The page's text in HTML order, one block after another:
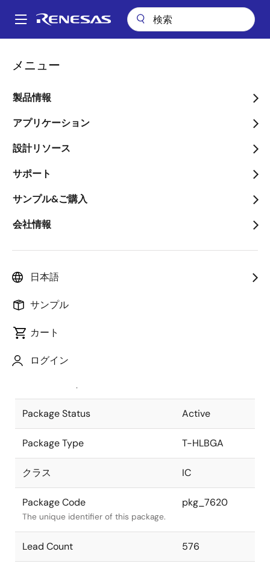
ン
Main
メニュー
製品情報
アプリケーション
設計リソース
サポート
サンプル&ご購入
会社情報
日本語
サンプル
カート
ログイン
パ
ン
く
ず
Name used to describe Renesas
A
Package code maintained as part of
JEITA Standard
The JEITA standard to which the
Package Status Active
Package Type T-HLBGA
クラス IC
Package Code
The unique identifier of this package.
pkg_7620
Lead Count 576